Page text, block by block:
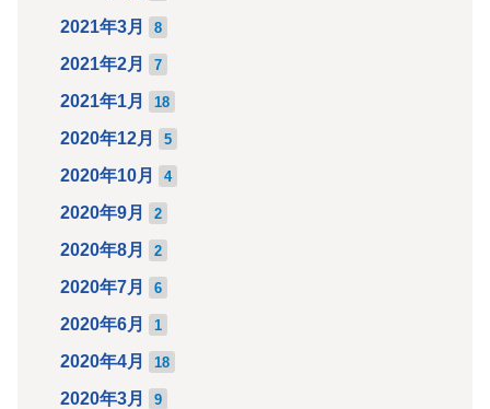
2021年3月 8
2021年2月 7
2021年1月 18
2020年12月 5
2020年10月 4
2020年9月 2
2020年8月 2
2020年7月 6
2020年6月 1
2020年4月 18
2020年3月 9